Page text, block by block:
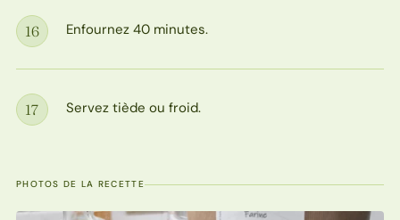
Étape
16 Enfournez 40 minutes.
Étape
17 Servez tiède ou froid.
PHOTOS DE LA RECETTE